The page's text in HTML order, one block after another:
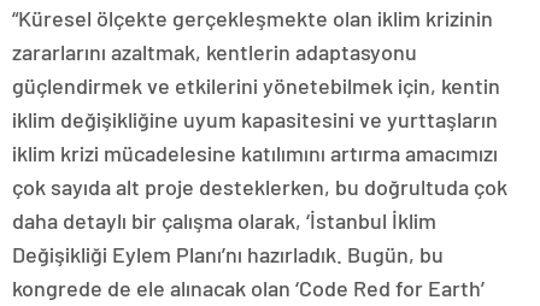
“Küresel ölçekte gerçekleşmekte olan iklim krizinin
zararlarını azaltmak, kentlerin adaptasyonu
güçlendirmek ve etkilerini yönetebilmek için, kentin
iklim değişikliğine uyum kapasitesini ve yurttaşların
iklim krizi mücadelesine katılımını artırma amacımızı
çok sayıda alt proje desteklerken, bu doğrultuda çok
daha detaylı bir çalışma olarak, ‘İstanbul İklim
Değişikliği Eylem Planı’nı hazırladık. Bugün, bu
kongrede de ele alınacak olan ‘Code Red for Earth’